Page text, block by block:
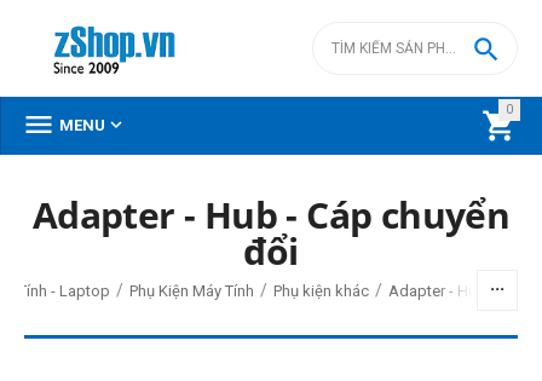
0


 MENU 
Adapter - Hub - Cáp chuyển
đổi
Tính - Laptop / Phụ Kiện Máy Tính / Phụ kiện khác / Adapter - Hub - Cáp